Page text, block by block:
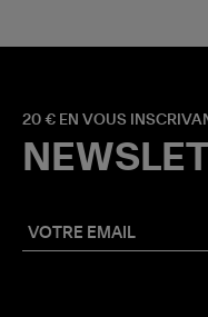
20 € EN VOUS